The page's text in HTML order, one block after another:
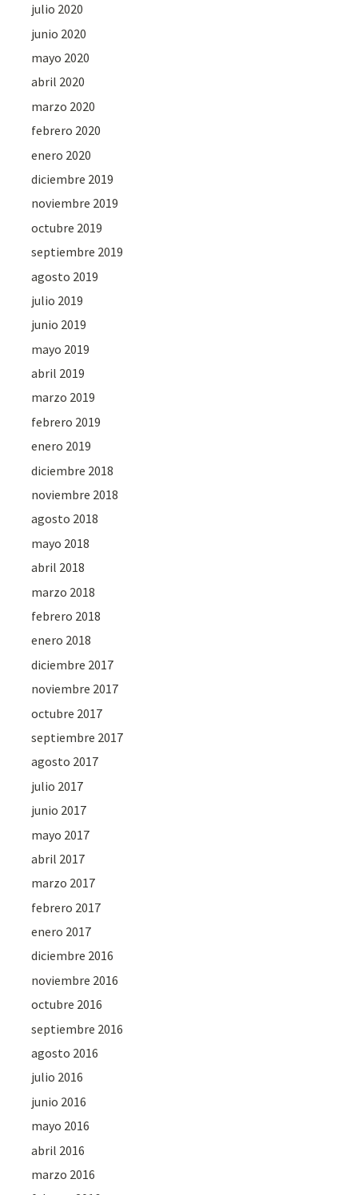
julio 2020
junio 2020
mayo 2020
abril 2020
marzo 2020
febrero 2020
enero 2020
diciembre 2019
noviembre 2019
octubre 2019
septiembre 2019
agosto 2019
julio 2019
junio 2019
mayo 2019
abril 2019
marzo 2019
febrero 2019
enero 2019
diciembre 2018
noviembre 2018
agosto 2018
mayo 2018
abril 2018
marzo 2018
febrero 2018
enero 2018
diciembre 2017
noviembre 2017
octubre 2017
septiembre 2017
agosto 2017
julio 2017
junio 2017
mayo 2017
abril 2017
marzo 2017
febrero 2017
enero 2017
diciembre 2016
noviembre 2016
octubre 2016
septiembre 2016
agosto 2016
julio 2016
junio 2016
mayo 2016
abril 2016
marzo 2016